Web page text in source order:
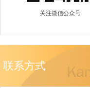
关注微信公众号
联系方式